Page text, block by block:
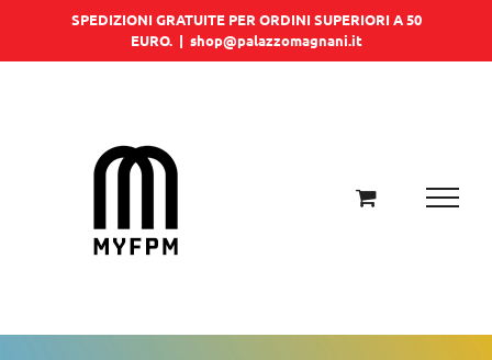
SPEDIZIONI GRATUITE PER ORDINI SUPERIORI A 50
EURO. | shop@palazzomagnani.it